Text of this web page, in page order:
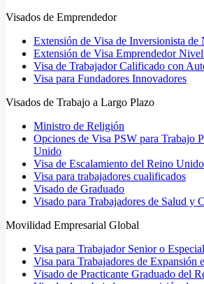
Visados de Emprendedor
Extensión de Visa de Inversionista de
Extensión de Visa Emprendedor Nivel
Visa de Trabajador Calificado con
Visa para Fundadores Innovadores
Visados de Trabajo a Largo Plazo
Ministro de Religión
Opciones de Visa PSW para Trabajo
Unido
Visa de Escalamiento del Reino Unido
Visa para trabajadores cualificados
Visado de Graduado
Visado para Trabajadores de Salud y
Movilidad Empresarial Global
Visa para Trabajador Senior o
Visa para Trabajadores de Expansión
Visado de Practicante Graduado del